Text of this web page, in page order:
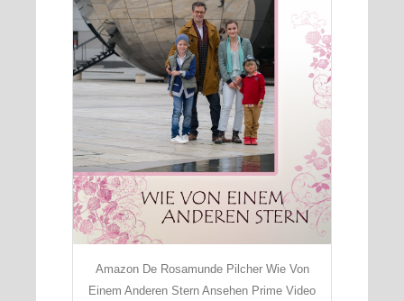
Amazon De Rosamunde Pilcher Wie Von
Einem Anderen Stern Ansehen Prime Video